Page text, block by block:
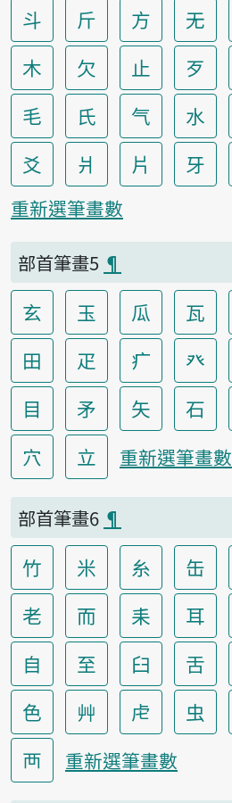
斗
斤 方 无
木
欠 止 歹
毛
氏 气 水
爻
爿 片 牙
重新選筆畫數
部首筆畫5 ¶
玄 玉 瓜 瓦
田
疋 疒 癶
目
矛 矢 石
穴
立 重新選筆畫數
部首筆畫6 ¶
竹 米 糸 缶
老
而 耒 耳
自
至 臼 舌
色
艸 虍 虫
襾
重新選筆畫數